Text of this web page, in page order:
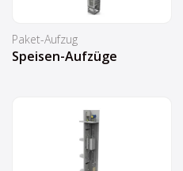
Paket-Aufzug
Speisen-Aufzüge